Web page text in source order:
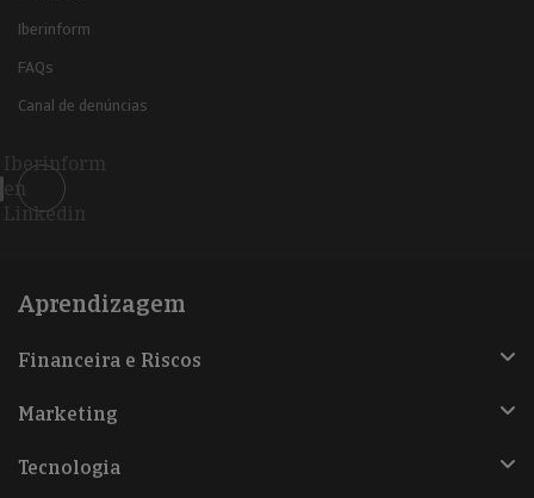
Iberinform
FAQs
Canal de denúncias
Iberinform
en
Linkedin
Aprendizagem
Financeira e Riscos
Marketing
Tecnologia